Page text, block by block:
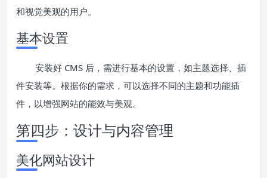
和视觉美观的用户。
基本设置
安装好 CMS 后，需进行基本的设置，如主题选择、插
件安装等。根据你的需求，可以选择不同的主题和功能插
件，以增强网站的能效与美观。
第四步：设计与内容管理
美化网站设计